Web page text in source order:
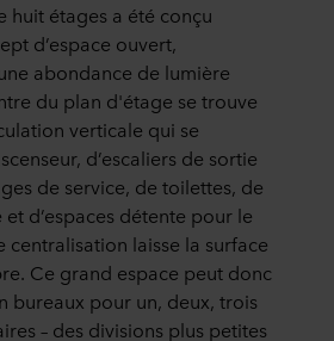
huit étages a été conçu
d’espace ouvert,
abondance de lumière
du plan d'étage se trouve
verticale qui se
d’escaliers de sortie
de service, de toilettes, de
et d’espaces détente pour le
centralisation laisse la surface
Ce grand espace peut donc
bureaux pour un, deux, trois
– des divisions plus petites